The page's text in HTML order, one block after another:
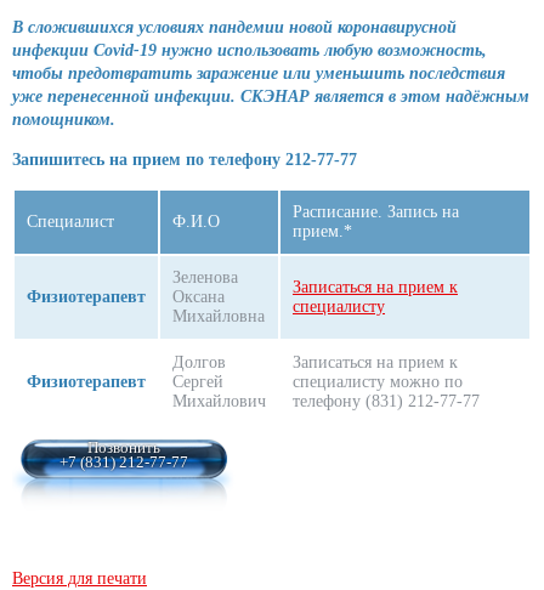
В сложившихся условиях пандемии новой коронавирусной
инфекции Сovid-19 нужно использовать любую возможность,
чтобы предотвратить заражение или уменьшить последствия
уже перенесенной инфекции. СКЭНАР является в этом надёжным
помощником.
Запишитесь на прием по телефону 212-77-77
Специалист Ф.И.О
Расписание. Запись на
прием.*
Физиотерапевт
Зеленова
Оксана
Михайловна
Записаться на прием к
специалисту
Физиотерапевт
Долгов
Сергей
Михайлович
Записаться на прием к
специалисту можно по
телефону (831) 212-77-77
Позвонить
+7 (831) 212-77-77
Версия для печати